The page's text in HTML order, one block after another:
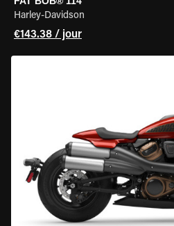
Harley-Davidson
€143.38 / jour